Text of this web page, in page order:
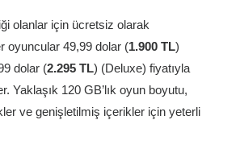
olanlar için ücretsiz olarak
oyuncular 49,99 dolar (1.900 TL)
dolar (2.295 TL) (Deluxe) fiyatıyla
Yaklaşık 120 GB’lık oyun boyutu,
ve genişletilmiş içerikler için yeterli